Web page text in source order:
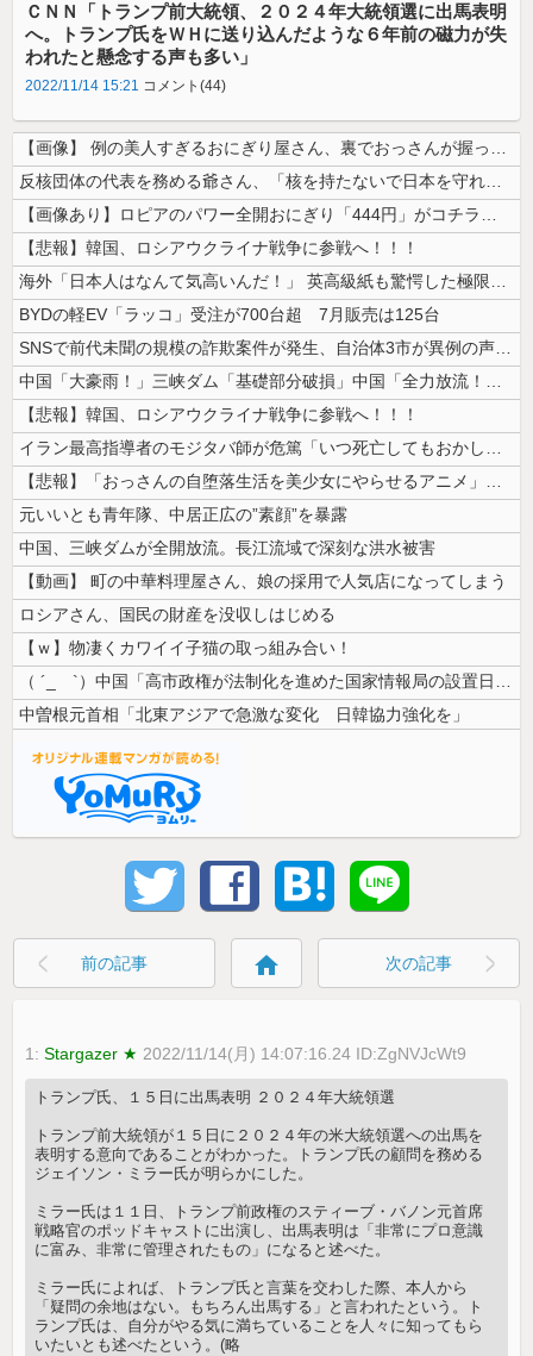
ＣＮＮ「トランプ前大統領、２０２４年大統領選に出馬表明
へ。トランプ氏をＷＨに送り込んだような６年前の磁力が失
われたと懸念する声も多い」
2022/11/14 15:21 コメント(44)
【画像】 例の美人すぎるおにぎり屋さん、裏でおっさんが握っていたｗｗｗ...
反核団体の代表を務める爺さん、「核を持たないで日本を守れますか」と中学...
【画像あり】ロピアのパワー全開おにぎり「444円」がコチラｗｗｗｗｗ
【悲報】韓国、ロシアウクライナ戦争に参戦へ！！！
海外「日本人はなんて気高いんだ！」 英高級紙も驚愕した極限の中の日本人...
BYDの軽EV「ラッコ」受注が700台超 7月販売は125台
SNSで前代未聞の規模の詐欺案件が発生、自治体3市が異例の声明を発表し...
中国「大豪雨！」三峡ダム「基礎部分破損」中国「全力放流！」台風13号「...
【悲報】韓国、ロシアウクライナ戦争に参戦へ！！！
イラン最高指導者のモジタバ師が危篤「いつ死亡してもおかしくない」…イラ...
【悲報】「おっさんの自堕落生活を美少女にやらせるアニメ」、増えすぎてフ...
元いいとも青年隊、中居正広の”素顔”を暴露
中国、三峡ダムが全開放流。長江流域で深刻な洪水被害
【動画】 町の中華料理屋さん、娘の採用で人気店になってしまう
ロシアさん、国民の財産を没収しはじめる
【ｗ】物凄くカワイイ子猫の取っ組み合い！
（ ´_ゝ`）中国「高市政権が法制化を進めた国家情報局の設置日が7月3...
中曽根元首相「北東アジアで急激な変化 日韓協力強化を」
前の記事 home 次の記事
1:Stargazer ★ 2022/11/14(月) 14:07:16.24 ID:ZgNVJcWt9
トランプ氏、１５日に出馬表明 ２０２４年大統領選
トランプ前大統領が１５日に２０２４年の米大統領選への出馬を
表明する意向であることがわかった。トランプ氏の顧問を務める
ジェイソン・ミラー氏が明らかにした。
ミラー氏は１１日、トランプ前政権のスティーブ・バノン元首席
戦略官のポッドキャストに出演し、出馬表明は「非常にプロ意識
に富み、非常に管理されたもの」になると述べた。
ミラー氏によれば、トランプ氏と言葉を交わした際、本人から
「疑問の余地はない。もちろん出馬する」と言われたという。ト
ランプ氏は、自分がやる気に満ちていることを人々に知ってもら
いたいとも述べたという。(略